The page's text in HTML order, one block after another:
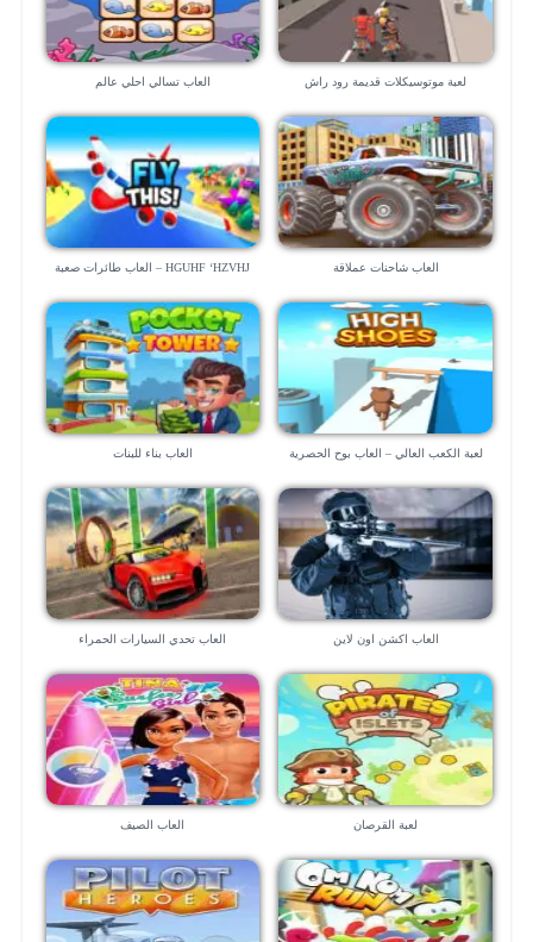
لعبة موتوسيكلات قديمة رود راش العاب تسالي احلي عالم
العاب شاحنات عملاقة HGUHF ‘HZVHJ – العاب طائرات صعبة
لعبة الكعب العالي – العاب بوح الحصرية العاب بناء للبنات
العاب اكشن اون لاين العاب تحدي السيارات الحمراء
لعبة القرصان العاب الصيف